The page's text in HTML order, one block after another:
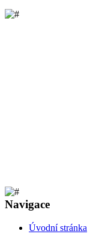
Navigace
Úvodní stránka